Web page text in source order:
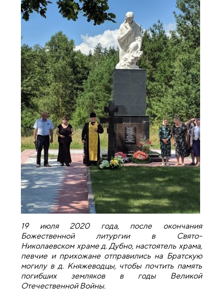
19 июля 2020 года, после окончания
Божественной литургии в Свято-
Николаевском храме д. Дубно, настоятель храма,
певчие и прихожане отправились на Братскую
могилу в д. Княжеводцы, чтобы почтить память
погибших земляков в годы Великой
Отечественной Войны.